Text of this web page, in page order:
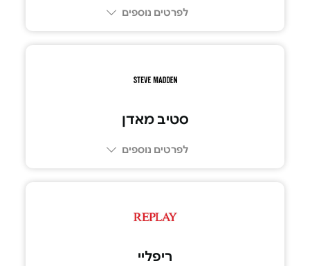
לפרטים נוספים
סטיב מאדן
לפרטים נוספים
ריפליי